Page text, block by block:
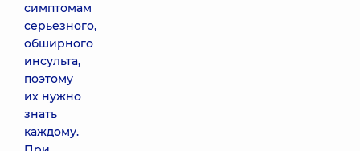
симптомам
серьезного,
обширного
инсульта,
поэтому
их нужно
знать
каждому.